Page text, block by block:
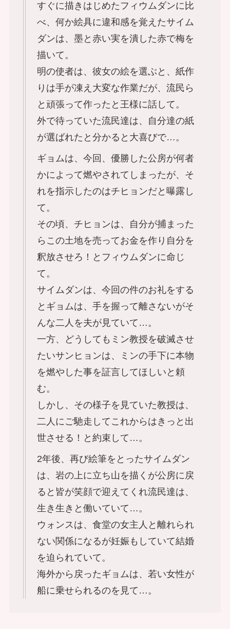
すぐに描きはじめたフィウムダンに比
べ、何か絵具に違和感を覚えたサイム
ダンは、墨と赤い実を潰した赤で梅を
描いて。
明の使者は、彼女の絵を選ぶと、紙作
りは手が凍え大変な作業だが、流民ら
と頑張って作ったと王様に話して。
外で待っていた流民達は、自分達の紙
が選ばれたと分かると大喜びで…。
ギョムは、今回、優勝した公房が何者
かによって燃やされてしまったが、そ
れを指示したのはチヒョンだと曝露し
て。
その頃、チヒョンは、自分が捕まった
らこの土地を売ってお金を作り自分を
釈放させろ！とフィウムダンに命じ
て。
サイムダンは、今回の件のお礼をする
とギョムは、手を握って離さないがそ
んな二人を夫が見ていて…。
一方、どうしてもミン教授を破滅させ
たいサンヒョンは、ミンの手下に本物
を燃やした事を証言してほしいと頼
む。
しかし、その様子を見ていた教授は、
二人にご馳走してこれからはきっと出
世させる！と約束して…。
2年後、再び絵筆をとったサイムダン
は、岩の上に立ち山を描くが公房に戻
ると皆が笑顔で迎えてくれ流民達は、
生き生きと働いていて…。
ウォンスは、食堂の女主人と離れられ
ない関係になるが妊娠もしていて結婚
を迫られていて。
海外から戻ったギョムは、若い女性が
船に乗せられるのを見て…。